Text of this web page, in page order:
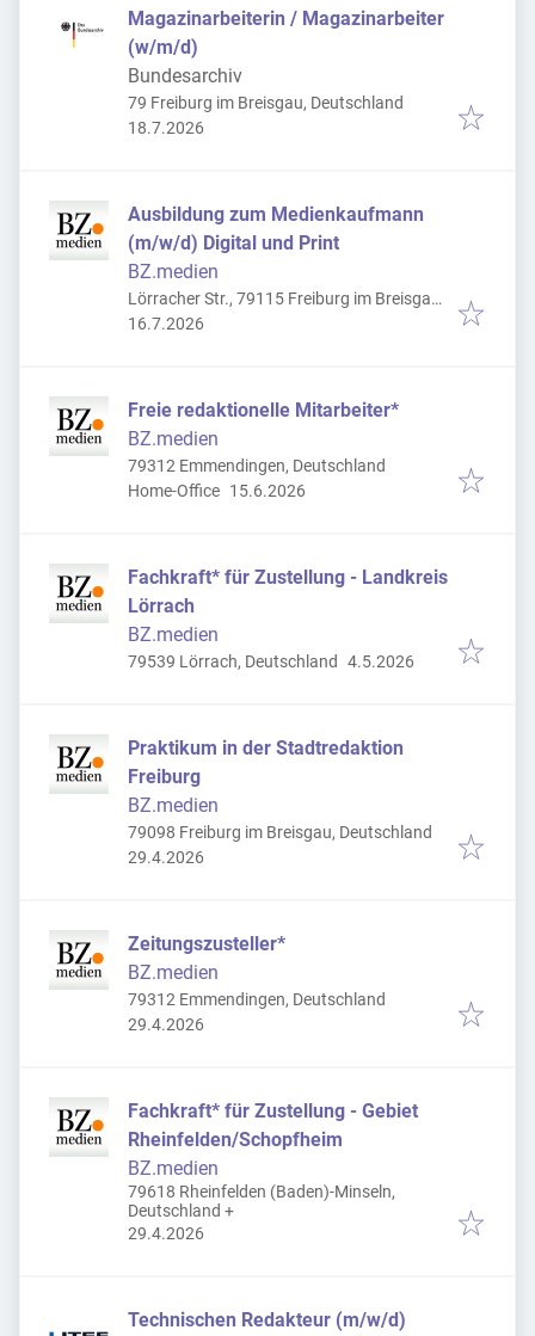
Magazinarbeiterin / Magazinarbeiter
(w/m/d)
Bundesarchiv
79 Freiburg im Breisgau, Deutschland
Veröffentlicht
18.7.2026
Ausbildung zum Medienkaufmann
(m/w/d) Digital und Print
BZ.medien
Lörracher Str., 79115 Freiburg im Breisgau,
Deutschland
Veröffentlicht
16.7.2026
Freie redaktionelle Mitarbeiter*
BZ.medien
79312 Emmendingen, Deutschland
Home-Office Veröffentlicht
15.6.2026
Fachkraft* für Zustellung - Landkreis
Lörrach
BZ.medien
79539 Lörrach, Deutschland Veröffentlicht
4.5.2026
Praktikum in der Stadtredaktion
Freiburg
BZ.medien
79098 Freiburg im Breisgau, Deutschland
Veröffentlicht
29.4.2026
Zeitungszusteller*
BZ.medien
79312 Emmendingen, Deutschland
Veröffentlicht
29.4.2026
Fachkraft* für Zustellung - Gebiet
Rheinfelden/Schopfheim
BZ.medien
79618 Rheinfelden (Baden)-Minseln,
Deutschland +
Veröffentlicht
29.4.2026
Technischen Redakteur (m/w/d)